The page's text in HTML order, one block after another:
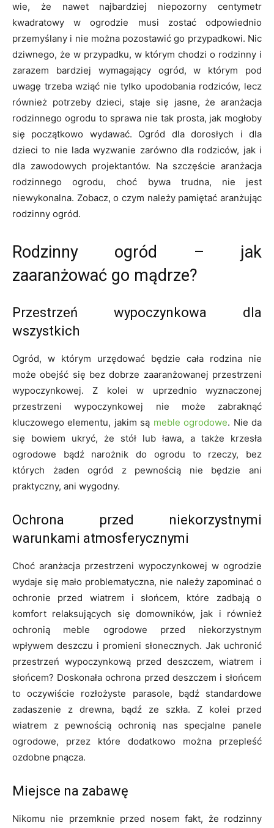
wie, że nawet najbardziej niepozorny centymetr
kwadratowy w ogrodzie musi zostać odpowiednio
przemyślany i nie można pozostawić go przypadkowi. Nic
dziwnego, że w przypadku, w którym chodzi o rodzinny i
zarazem bardziej wymagający ogród, w którym pod
uwagę trzeba wziąć nie tylko upodobania rodziców, lecz
również potrzeby dzieci, staje się jasne, że aranżacja
rodzinnego ogrodu to sprawa nie tak prosta, jak mogłoby
się początkowo wydawać. Ogród dla dorosłych i dla
dzieci to nie lada wyzwanie zarówno dla rodziców, jak i
dla zawodowych projektantów. Na szczęście aranżacja
rodzinnego ogrodu, choć bywa trudna, nie jest
niewykonalna. Zobacz, o czym należy pamiętać aranżując
rodzinny ogród.
Rodzinny ogród – jak
zaaranżować go mądrze?
Przestrzeń wypoczynkowa dla
wszystkich
Ogród, w którym urzędować będzie cała rodzina nie
może obejść się bez dobrze zaaranżowanej przestrzeni
wypoczynkowej. Z kolei w uprzednio wyznaczonej
przestrzeni wypoczynkowej nie może zabraknąć
kluczowego elementu, jakim są meble ogrodowe. Nie da
się bowiem ukryć, że stół lub ława, a także krzesła
ogrodowe bądź narożnik do ogrodu to rzeczy, bez
których żaden ogród z pewnością nie będzie ani
praktyczny, ani wygodny.
Ochrona przed niekorzystnymi
warunkami atmosferycznymi
Choć aranżacja przestrzeni wypoczynkowej w ogrodzie
wydaje się mało problematyczna, nie należy zapominać o
ochronie przed wiatrem i słońcem, które zadbają o
komfort relaksujących się domowników, jak i również
ochronią meble ogrodowe przed niekorzystnym
wpływem deszczu i promieni słonecznych. Jak uchronić
przestrzeń wypoczynkową przed deszczem, wiatrem i
słońcem? Doskonała ochrona przed deszczem i słońcem
to oczywiście rozłożyste parasole, bądź standardowe
zadaszenie z drewna, bądź ze szkła. Z kolei przed
wiatrem z pewnością ochronią nas specjalne panele
ogrodowe, przez które dodatkowo można przepleść
ozdobne pnącza.
Miejsce na zabawę
Nikomu nie przemknie przed nosem fakt, że rodzinny